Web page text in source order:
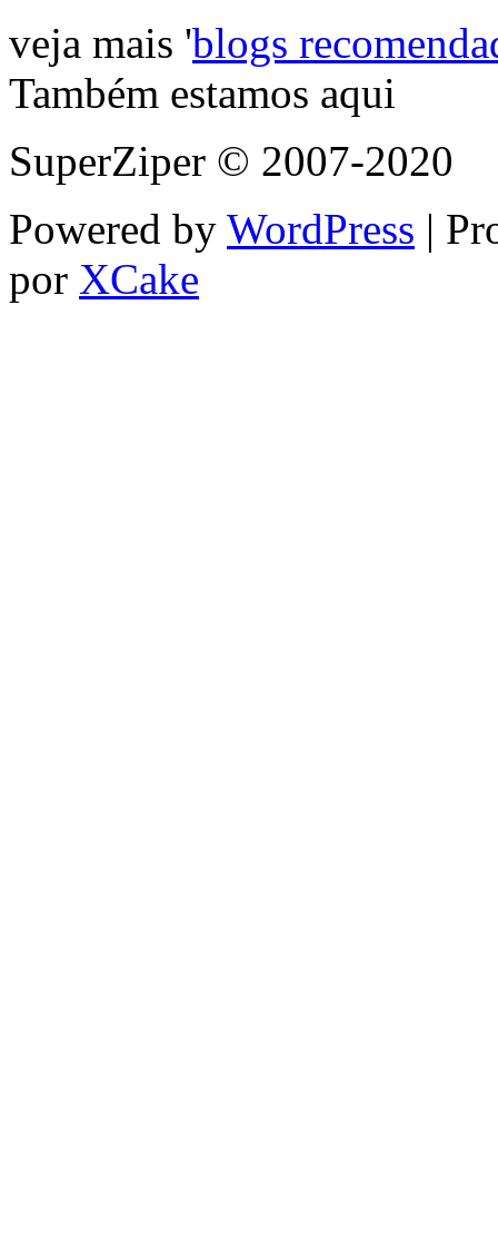
veja mais 'blogs
Também estamos aqui
SuperZiper © 2007-2020
Powered by WordPress |
por XCake